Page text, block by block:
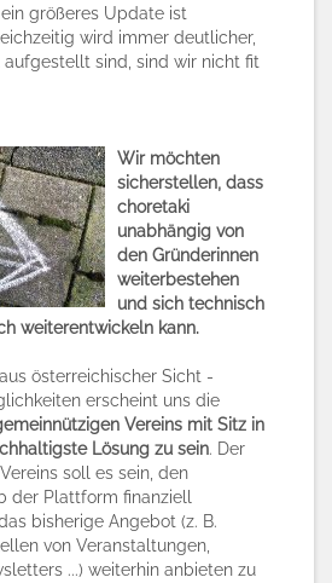
ein größeres Update ist
wird immer deutlicher,
sind, sind wir nicht fit
Wir möchten
sicherstellen, dass
choretaki
unabhängig von
den Gründerinnen
weiterbestehen
und sich technisch
weiterentwickeln kann.
österreichischer Sicht -
erscheint uns die
Vereins mit Sitz in
Lösung zu sein. Der
soll es sein, den
der Plattform finanziell
bisherige Angebot (z. B.
von Veranstaltungen,
...) weiterhin anbieten zu